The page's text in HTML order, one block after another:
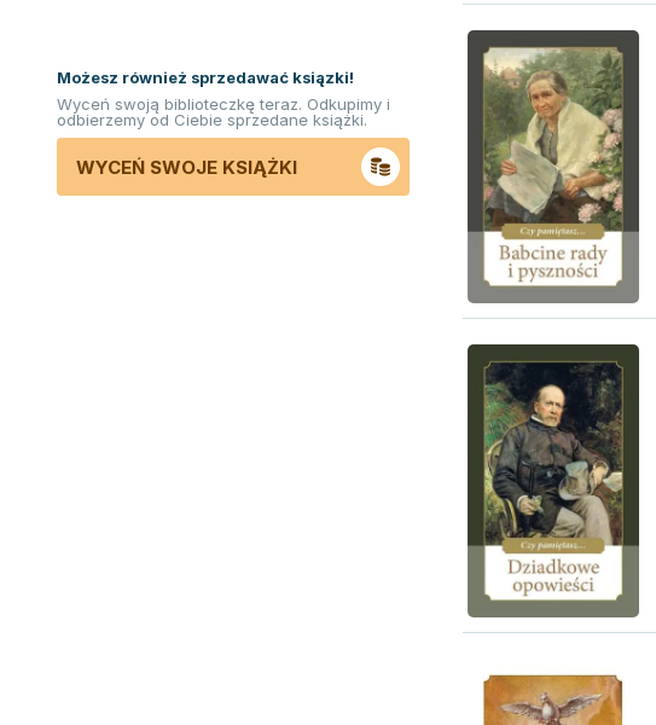
Możesz również sprzedawać ksiązki!
Wyceń swoją biblioteczkę teraz. Odkupimy i
odbierzemy od Ciebie sprzedane książki.
WYCEŃ SWOJE KSIĄŻKI